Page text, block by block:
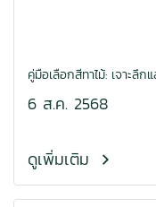
คู่มือเลือกสีทาไม้: เจาะลึก
6 ส.ค. 2568
ดูเพิ่มเติม